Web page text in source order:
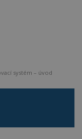
systém – úvod